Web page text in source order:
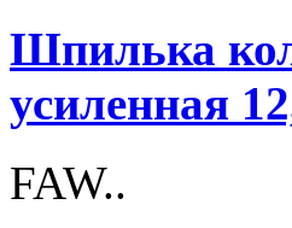
Шпилька
усиленная
FAW..